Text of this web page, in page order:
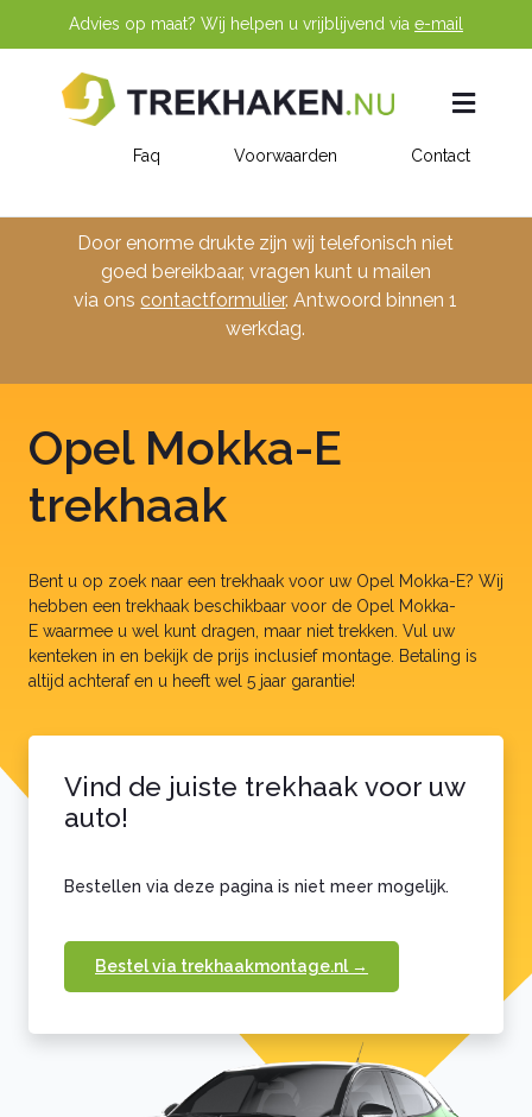
Advies op maat? Wij helpen u vrijblijvend via e-mail
Faq Voorwaarden Contact
Trekhaken
Vaste trekhaak
Afneembare trekhaak
Verticaal afneembare trekhaak (BMU)
Professionele trekhaak
Fietsendrager trekhaak voor elektrische auto (RMC)
Elektrisch wegdraaibare trekhaak brink Next
Automerken
Audi
BMW
Citroën
Fiat
Ford
Jeep
Land Rover
Mazda
Opel
Door enorme drukte zijn wij telefonisch niet
goed bereikbaar, vragen kunt u mailen
via ons contactformulier. Antwoord binnen 1
werkdag.
Opel Mokka-E
trekhaak
Bent u op zoek naar een trekhaak voor uw Opel Mokka-E? Wij
hebben een trekhaak beschikbaar voor de Opel Mokka-
E waarmee u wel kunt dragen, maar niet trekken. Vul uw
kenteken in en bekijk de prijs inclusief montage. Betaling is
altijd achteraf en u heeft wel 5 jaar garantie!
Vind de juiste trekhaak voor uw
auto!
Bestellen via deze pagina is niet meer mogelijk.
Bestel via trekhaakmontage.nl →